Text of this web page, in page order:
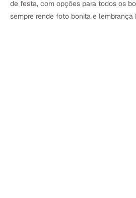
de festa, com opções para todos os
sempre rende foto bonita e lembrança